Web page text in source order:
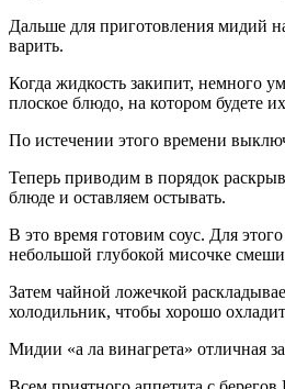
Дальше для приготовления мидий
варить.
Когда жидкость закипит, немного
плоское блюдо, на котором будете
По истечении этого времени
Теперь приводим в порядок
блюде и оставляем остывать.
В это время готовим соус. Для
небольшой глубокой мисочке
Затем чайной ложечкой
холодильник, чтобы хорошо
Мидии «а ла винагрета» отличная